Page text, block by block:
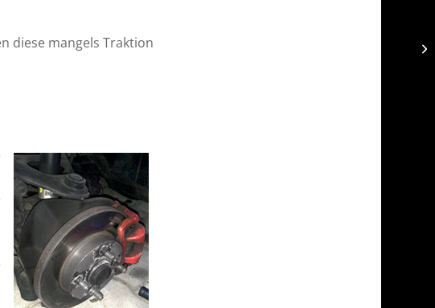
diese mangels Traktion